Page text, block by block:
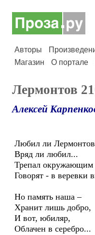
Авторы
Магазин
О портале
Лермонтов
Алексей
Любил ли
Вряд ли любил...
Трепал окружающим
Говорят - в веревки
Но память наша –
Хранит лишь добро,
И вот, юбиляр,
Облачен в серебро...